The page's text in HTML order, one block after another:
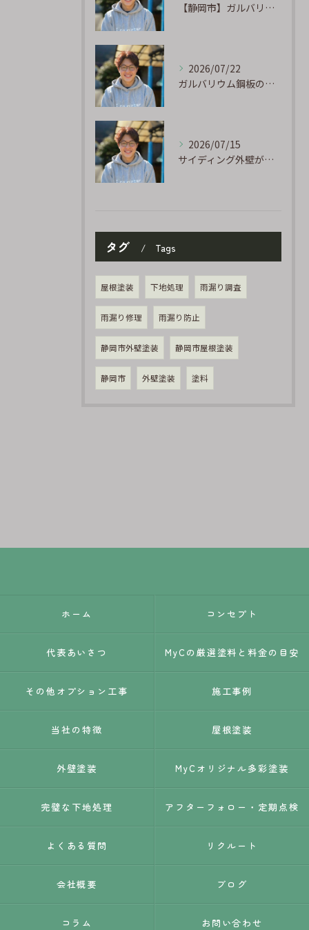
【静岡市】ガルバリウム外壁のサビ補修｜タッチアップ塗装の手順を職人が解説
2026/07/22
ガルバリウム鋼板の「傷」と「チョーキング」、実は深くつながっています
2026/07/15
サイディング外壁が劣化するのはなぜ?よくある原因と塗り替えのサイン
タグ Tags
屋根塗装 下地処理 雨漏り調査
雨漏り修理 雨漏り防止
静岡市外壁塗装 静岡市屋根塗装
静岡市 外壁塗装 塗料
ホーム コンセプト
代表あいさつ MyCの厳選塗料と料金の目安
その他オプション工事 施工事例
当社の特徴 屋根塗装
外壁塗装 MyCオリジナル多彩塗装
完璧な下地処理 アフターフォロー・定期点検
よくある質問 リクルート
会社概要 ブログ
コラム お問い合わせ